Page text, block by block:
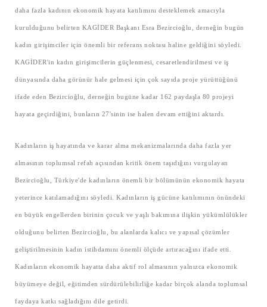
daha fazla kadının ekonomik hayata katılımını desteklemek amacıyla
kurulduğunu belirten KAGİDER Başkanı Esra Bezircioğlu, derneğin bugün
kadın girişimciler için önemli bir referans noktası haline geldiğini söyledi.
KAGİDER'in kadın girişimcilerin güçlenmesi, cesaretlendirilmesi ve iş
dünyasında daha görünür hale gelmesi için çok sayıda proje yürüttüğünü
ifade eden Bezircioğlu, derneğin bugüne kadar 162 paydaşla 80 projeyi
hayata geçirdiğini, bunların 27'sinin ise halen devam ettiğini aktardı.
Kadınların iş hayatında ve karar alma mekanizmalarında daha fazla yer
almasının toplumsal refah açısından kritik önem taşıdığını vurgulayan
Bezircioğlu, Türkiye'de kadınların önemli bir bölümünün ekonomik hayata
yeterince katılamadığını söyledi. Kadınların iş gücüne katılımının önündeki
en büyük engellerden birinin çocuk ve yaşlı bakımına ilişkin yükümlülükler
olduğunu belirten Bezircioğlu, bu alanlarda kalıcı ve yapısal çözümler
geliştirilmesinin kadın istihdamını önemli ölçüde artıracağını ifade etti.
Kadınların ekonomik hayatta daha aktif rol almasının yalnızca ekonomik
büyümeye değil, eğitimden sürdürülebilirliğe kadar birçok alanda toplumsal
faydaya katkı sağladığını dile getirdi.